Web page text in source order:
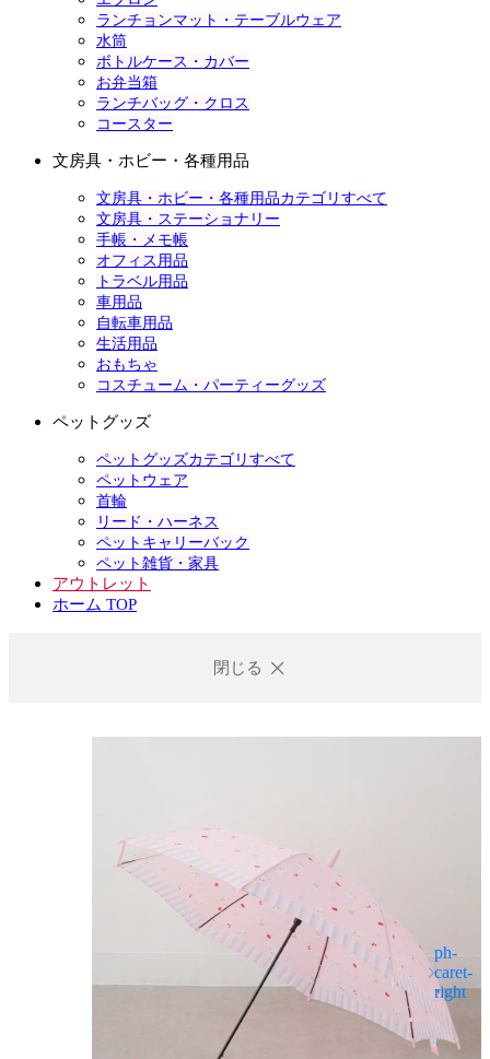
ランチョンマット・テーブルウェア
水筒
ボトルケース・カバー
お弁当箱
ランチバッグ・クロス
コースター
文房具・ホビー・各種用品
文房具・ホビー・各種用品カテゴリすべて
文房具・ステーショナリー
手帳・メモ帳
オフィス用品
トラベル用品
車用品
自転車用品
生活用品
おもちゃ
コスチューム・パーティーグッズ
ペットグッズ
ペットグッズカテゴリすべて
ペットウェア
首輪
リード・ハーネス
ペットキャリーバック
ペット雑貨・家具
アウトレット
ホーム TOP
閉じる